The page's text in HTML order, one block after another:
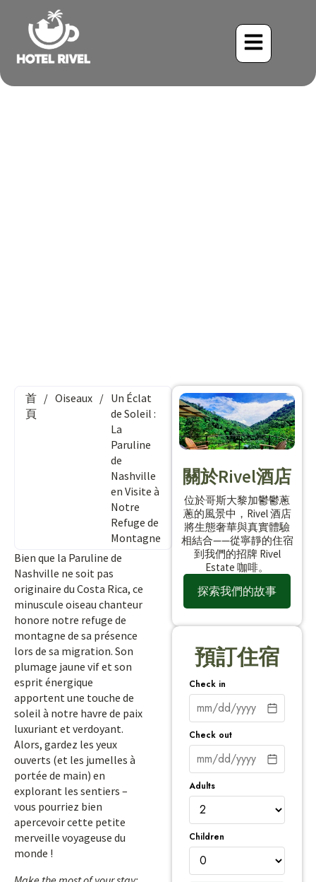
首
頁
/ Oiseaux / Un Éclat
de Soleil :
La
Paruline
de
Nashville
en Visite à
Notre
Refuge de
Montagne
Bien que la Paruline de
Nashville ne soit pas
originaire du Costa Rica, ce
minuscule oiseau chanteur
honore notre refuge de
montagne de sa présence
lors de sa migration. Son
plumage jaune vif et son
esprit énergique
apportent une touche de
soleil à notre havre de paix
luxuriant et verdoyant.
Alors, gardez les yeux
ouverts (et les jumelles à
portée de main) en
explorant les sentiers –
vous pourriez bien
apercevoir cette petite
merveille voyageuse du
monde !
關於Rivel酒店
位於哥斯大黎加鬱鬱蔥
蔥的風景中，Rivel 酒店
將生態奢華與真實體驗
相結合——從寧靜的住宿
到我們的招牌 Rivel
Estate 咖啡。
探索我們的故事
預訂住宿
Check in
Check out
Adults
Children